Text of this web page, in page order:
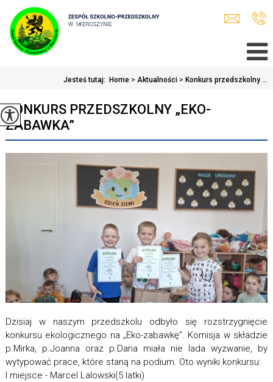
Jesteś tutaj: Home > Aktualności > Konkurs przedszkolny ...
KONKURS PRZEDSZKOLNY „EKO-
ZABAWKA”
Dzisiaj w naszym przedszkolu odbyło się rozstrzygnięcie
konkursu ekologicznego na „Eko-zabawkę”. Komisja w składzie
p.Mirka, p.Joanna oraz p.Daria miała nie lada wyzwanie, by
wytypować prace, które staną na podium. Oto wyniki konkursu:
I miejsce - Marcel Lalowski(5 latki)